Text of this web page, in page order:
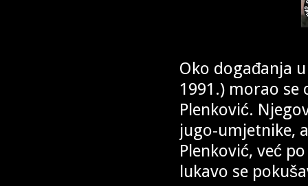
Oko događanja
1991.) morao se
Plenković.
jugo-umjetnike,
Plenković, već
lukavo se